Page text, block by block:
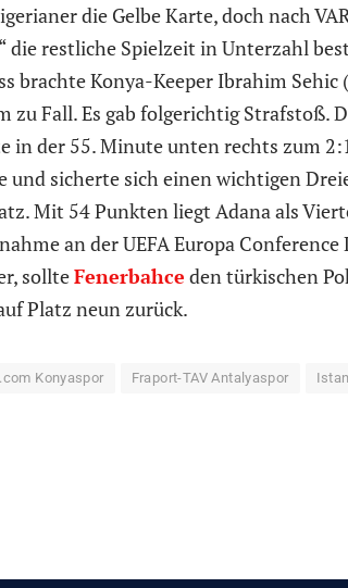
die Gelbe Karte, doch nach
die restliche Spielzeit in Unterzahl
brachte Konya-Keeper Ibrahim
zu Fall. Es gab folgerichtig Strafstoß.
in der 55. Minute unten rechts zum
und sicherte sich einen wichtigen
Mit 54 Punkten liegt Adana als
an der UEFA Europa
sollteFenerbahce den türkischen
Platz neun zurück.
Konyaspor Fraport-TAV Antalyaspor